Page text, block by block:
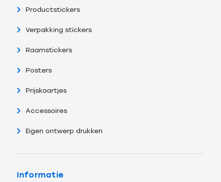
Productstickers
Verpakking stickers
Raamstickers
Posters
Prijskaartjes
Accessoires
Eigen ontwerp drukken
Informatie